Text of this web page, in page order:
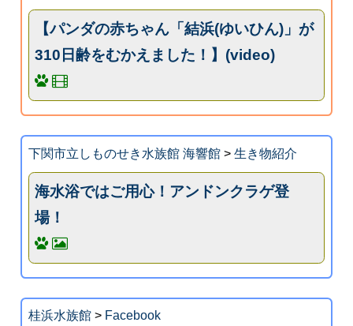
【パンダの赤ちゃん「結浜(ゆいひん)」が
310日齢をむかえました！】(video)
下関市立しものせき水族館 海響館> 生き物紹介
海水浴ではご用心！アンドンクラゲ登
場！
桂浜水族館> Facebook